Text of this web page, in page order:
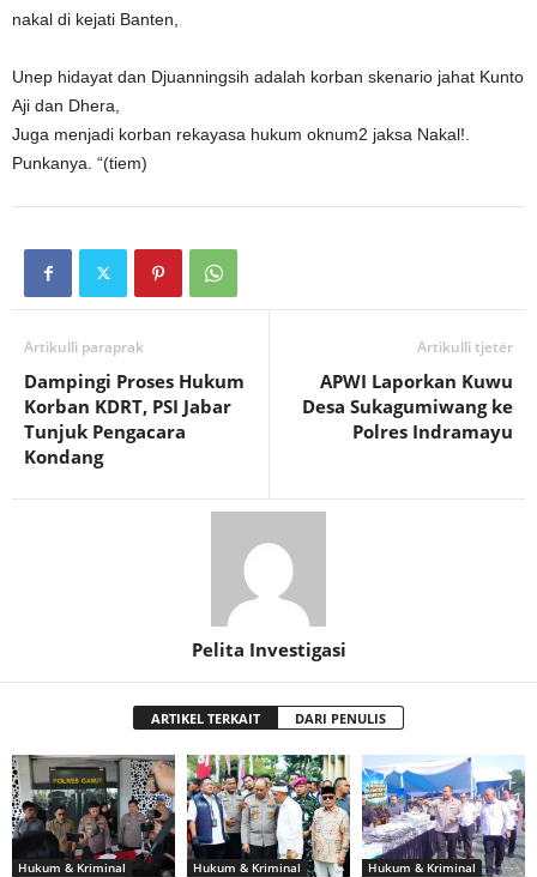
nakal di kejati Banten,
Unep hidayat dan Djuanningsih adalah korban skenario jahat Kunto
Aji dan Dhera,
Juga menjadi korban rekayasa hukum oknum2 jaksa Nakal!.
Punkanya. “(tiem)
Artikulli paraprak
Dampingi Proses Hukum
Korban KDRT, PSI Jabar
Tunjuk Pengacara
Kondang
Artikulli tjetër
APWI Laporkan Kuwu
Desa Sukagumiwang ke
Polres Indramayu
Pelita Investigasi
ARTIKEL TERKAIT DARI PENULIS
Hukum & Kriminal Hukum & Kriminal Hukum & Kriminal